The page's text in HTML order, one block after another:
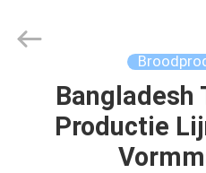
PRODUCTEN
Bangladesh
Productie